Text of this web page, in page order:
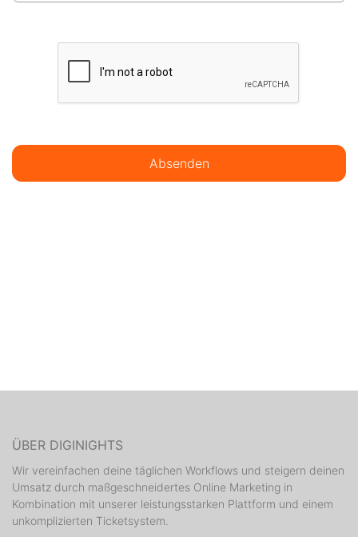
Absenden
ÜBER DIGINIGHTS
Wir vereinfachen deine täglichen Workflows und steigern deinen
Umsatz durch maßgeschneidertes Online Marketing in
Kombination mit unserer leistungsstarken Plattform und einem
unkomplizierten Ticketsystem.